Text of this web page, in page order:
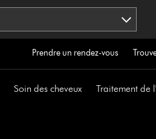
Prendre un rendez-vous
Soin des cheveux Traitement de